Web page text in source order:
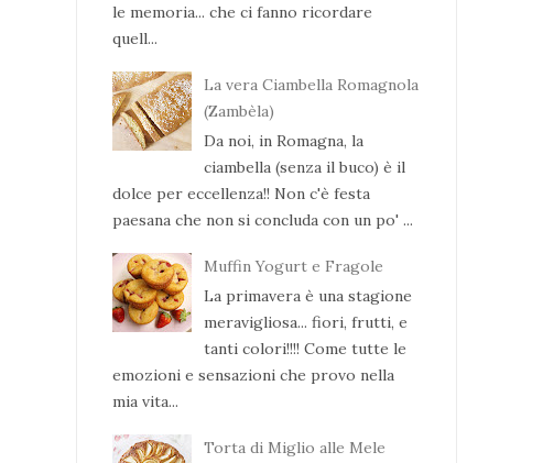
le memoria... che ci fanno ricordare
quell...
La vera Ciambella Romagnola
(Zambèla)
Da noi, in Romagna, la
ciambella (senza il buco) è il
dolce per eccellenza!! Non c'è festa
paesana che non si concluda con un po' ...
Muffin Yogurt e Fragole
La primavera è una stagione
meravigliosa... fiori, frutti, e
tanti colori!!!! Come tutte le
emozioni e sensazioni che provo nella
mia vita...
Torta di Miglio alle Mele